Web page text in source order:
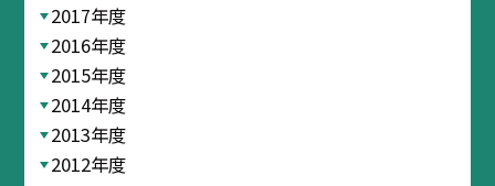
2017年度
2016年度
2015年度
2014年度
2013年度
2012年度